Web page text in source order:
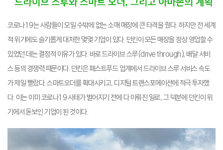
코로나19는 사람들이 모일 수밖에 없는 소매 매장에 큰 타격을 줬다. 하지만 전 세계
적 위기에도 슬기롭게 대처한 몇몇 기업이 있다. 던킨이 모든 매장을 정상 영업할 수
있었던 데는 결정적 이유가 있다. 바로 드라이브 스루(drive through), 배달 서비
스 등의 경쟁력 때문이다. 던킨은 패스트푸드 업계에서 드라이브 스루 서비스 속도
가 제일 빨랐다. 스마트오더를 확대시키고, 디지털 트랜스포메이션에 적극 투자했
다. 이는 이미 코로나19 사태가 벌어지기 전에 다 이뤄진 일로, 그 덕분에 던킨이 위
기에서 돋보인 기업이 된 것이다.